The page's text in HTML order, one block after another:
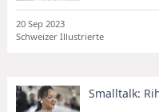
20 Sep 2023
Schweizer Illustrierte
Smalltalk: